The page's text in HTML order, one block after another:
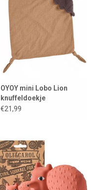
OYOY mini Lobo Lion
knuffeldoekje
€21,99